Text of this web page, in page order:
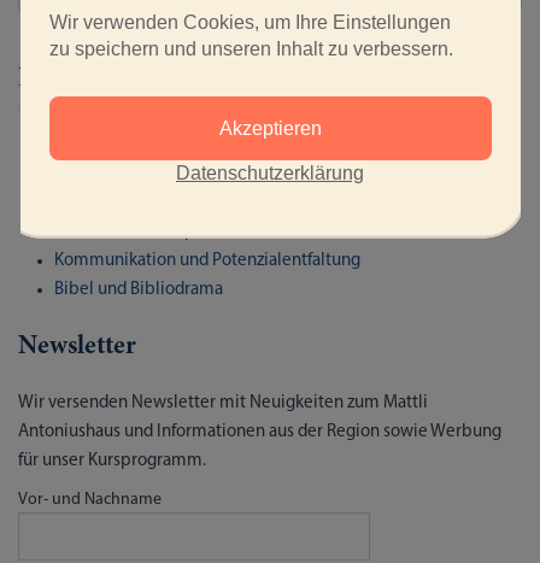
Kursbereiche
Musizieren und Tanzen
Franziskanische Spiritualität
Kommunikation und Potenzialentfaltung
Bibel und Bibliodrama
Newsletter
Wir versenden Newsletter mit Neuigkeiten zum Mattli
Antoniushaus und Informationen aus der Region sowie Werbung
für unser Kursprogramm.
Vor- und Nachname
Wir verwenden Cookies, um Ihre Einstellungen
zu speichern und unseren Inhalt zu verbessern.
Akzeptieren
Datenschutzerklärung